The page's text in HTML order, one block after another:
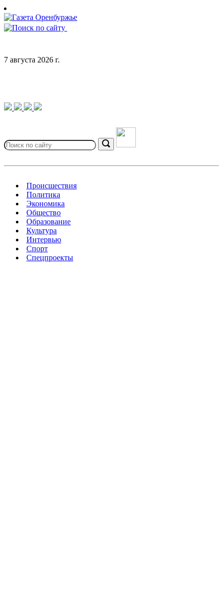
Skip
to
content
7 августа 2026 г.
for:
Search
Происшествия
Политика
Экономика
Общество
Образование
Культура
Интервью
Спорт
Спецпроекты